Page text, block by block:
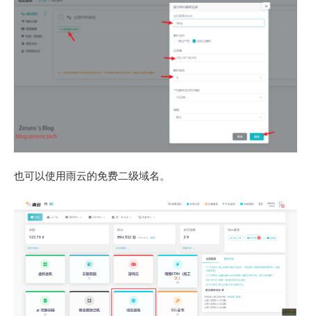
也可以使用雨云的免费二级域名。